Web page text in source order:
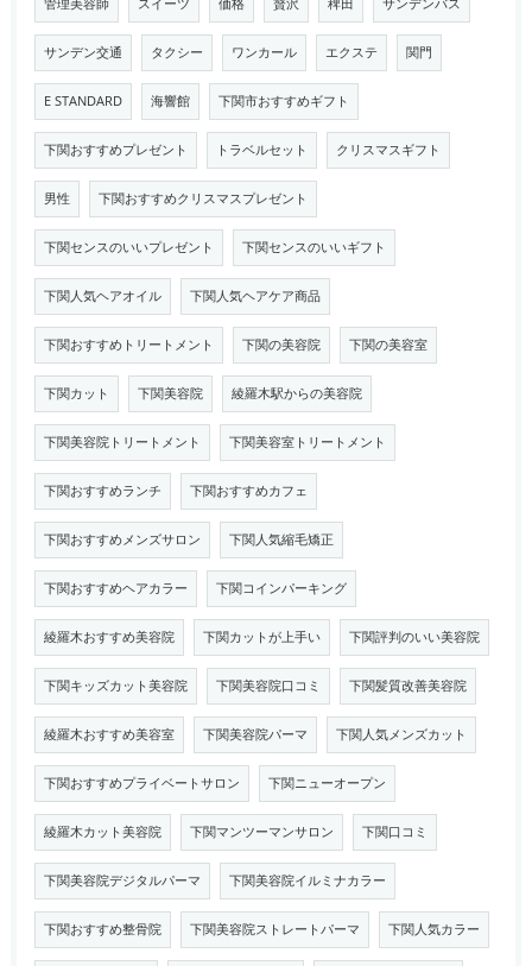
管理美容師 スイーツ 価格 贅沢 稗田 サンデンバス
サンデン交通 タクシー ワンカール エクステ 関門
E STANDARD 海響館 下関市おすすめギフト
下関おすすめプレゼント トラベルセット クリスマスギフト
男性 下関おすすめクリスマスプレゼント
下関センスのいいプレゼント 下関センスのいいギフト
下関人気ヘアオイル 下関人気ヘアケア商品
下関おすすめトリートメント 下関の美容院 下関の美容室
下関カット 下関美容院 綾羅木駅からの美容院
下関美容院トリートメント 下関美容室トリートメント
下関おすすめランチ 下関おすすめカフェ
下関おすすめメンズサロン 下関人気縮毛矯正
下関おすすめヘアカラー 下関コインパーキング
綾羅木おすすめ美容院 下関カットが上手い 下関評判のいい美容院
下関キッズカット美容院 下関美容院口コミ 下関髪質改善美容院
綾羅木おすすめ美容室 下関美容院パーマ 下関人気メンズカット
下関おすすめプライベートサロン 下関ニューオープン
綾羅木カット美容院 下関マンツーマンサロン 下関口コミ
下関美容院デジタルパーマ 下関美容院イルミナカラー
下関おすすめ整骨院 下関美容院ストレートパーマ 下関人気カラー